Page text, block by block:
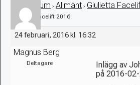
› Forum › Allmänt › Giulietta
Giulietta Facelift 2016
24 februari, 2016 kl. 16:32
Magnus Berg
Deltagare
Inlägg av
på 2016-